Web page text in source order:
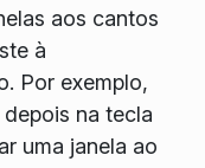
aos cantos
à
Por exemplo,
na tecla
uma janela ao